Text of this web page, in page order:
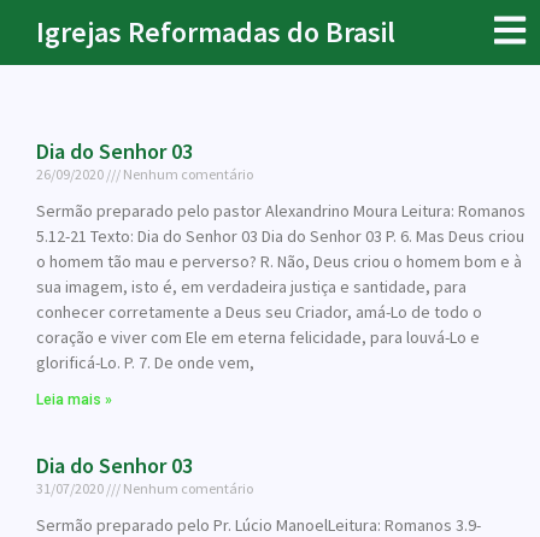
Igrejas Reformadas do Brasil
Dia do Senhor 03
26/09/2020 Nenhum comentário
Sermão preparado pelo pastor Alexandrino Moura Leitura: Romanos
5.12-21 Texto: Dia do Senhor 03 Dia do Senhor 03 P. 6. Mas Deus criou
o homem tão mau e perverso? R. Não, Deus criou o homem bom e à
sua imagem, isto é, em verdadeira justiça e santidade, para
conhecer corretamente a Deus seu Criador, amá-Lo de todo o
coração e viver com Ele em eterna felicidade, para louvá-Lo e
glorificá-Lo. P. 7. De onde vem,
Leia mais »
Dia do Senhor 03
31/07/2020 Nenhum comentário
Sermão preparado pelo Pr. Lúcio ManoelLeitura: Romanos 3.9-